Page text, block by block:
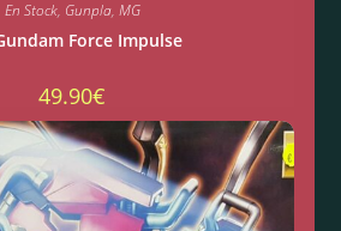
En Stock, Gunpla, MG
Force Impulse
49.90€